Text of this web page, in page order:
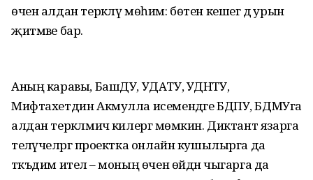
өчен алдан теркәлү мөһим: бөтен кешегә дә урын
җитмәве бар.
Аның каравы, БашДУ, УДАТУ, УДНТУ,
Мифтахетдин Акмулла исемендәге БДПУ, БДМУга
алдан теркәлмичә килергә мөмкин. Диктант язарга
теләүчеләргә проектка онлайн кушылырга да
тәкъдим ителә – моның өчен өйдән чыгарга да